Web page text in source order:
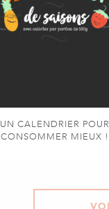
UN CALENDRIER POUR
CONSOMMER MIEUX !